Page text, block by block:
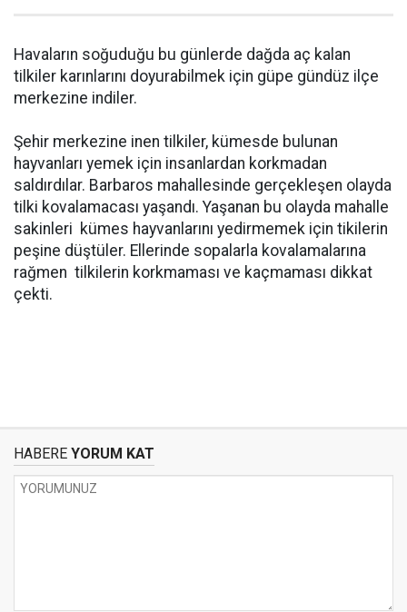
Havaların soğuduğu bu günlerde dağda aç kalan
tilkiler karınlarını doyurabilmek için güpe gündüz ilçe
merkezine indiler.
Şehir merkezine inen tilkiler, kümesde bulunan
hayvanları yemek için insanlardan korkmadan
saldırdılar. Barbaros mahallesinde gerçekleşen olayda
tilki kovalamacası yaşandı. Yaşanan bu olayda mahalle
sakinleri kümes hayvanlarını yedirmemek için tikilerin
peşine düştüler. Ellerinde sopalarla kovalamalarına
rağmen tilkilerin korkmaması ve kaçmaması dikkat
çekti.
HABERE YORUM KAT